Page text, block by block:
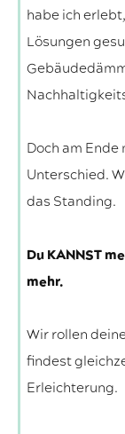
habe ich
Lösungen
Doch am
Unterschied.
das Standing.
Du KANNST
mehr.
Wir rollen
findest
Erleichterung.